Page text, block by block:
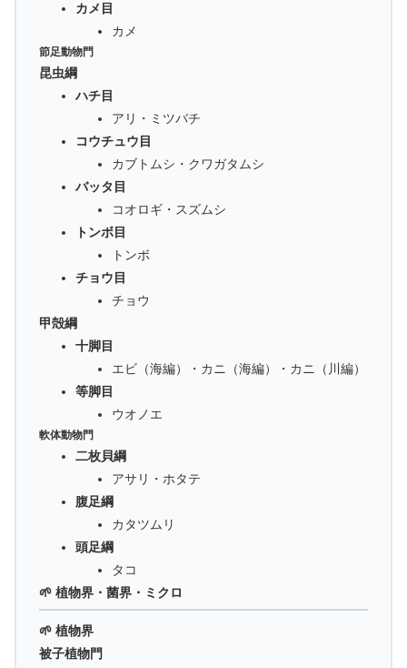
カメ目
カメ
節足動物門
昆虫綱
ハチ目
アリ・ミツバチ
コウチュウ目
カブトムシ・クワガタムシ
バッタ目
コオロギ・スズムシ
トンボ目
トンボ
チョウ目
チョウ
甲殻綱
十脚目
エビ（海編）・カニ（海編）・カニ（川編）
等脚目
ウオノエ
軟体動物門
二枚貝綱
アサリ・ホタテ
腹足綱
カタツムリ
頭足綱
タコ
🌱 植物界・菌界・ミクロ
🌱 植物界
被子植物門